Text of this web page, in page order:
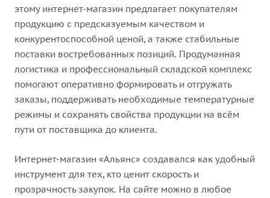
этому интернет-магазин предлагает покупателям
продукцию с предсказуемым качеством и
конкурентоспособной ценой, а также стабильные
поставки востребованных позиций. Продуманная
логистика и профессиональный складской комплекс
помогают оперативно формировать и отгружать
заказы, поддерживать необходимые температурные
режимы и сохранять свойства продукции на всём
пути от поставщика до клиента.
Интернет-магазин «Альянс» создавался как удобный
инструмент для тех, кто ценит скорость и
прозрачность закупок. На сайте можно в любое